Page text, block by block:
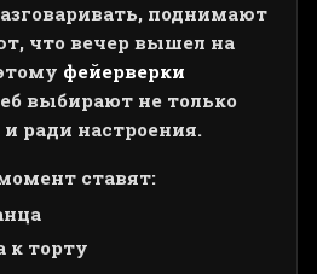
поднимают
что вечер вышел на
фейерверки
выбирают не только
ради настроения.
ставят:
к торту